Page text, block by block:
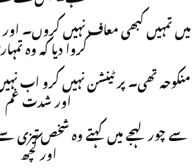
میں تمہیں کبھی معاف نہیں کروں۔ اور
کروا دیا کہ وہ
منکوحہ تھی۔ پر ٹینشن نہیں کرو اب
اور شدت غم
سے چور لہجے میں کہتے وہ شخص تیزی سے
اور کچھ